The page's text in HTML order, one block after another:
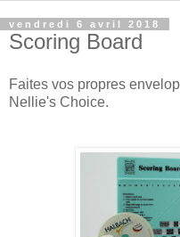
vendredi 6 avril 2018
Scoring Board
Faites vos propres
Nellie's Choice.